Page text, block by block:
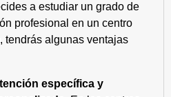
a estudiar un grado de
profesional en un centro
tendrás algunas ventajas
específica y